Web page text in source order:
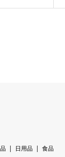
日用品 食品